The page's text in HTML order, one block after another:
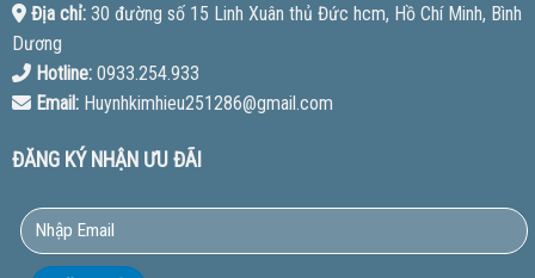
Địa chỉ:30 đường số 15 Linh Xuân thủ Đức hcm, Hồ Chí Minh, Bình
Dương
Hotline:0933.254.933
Email:Huynhkimhieu251286@gmail.com
ĐĂNG KÝ NHẬN ƯU ĐÃI